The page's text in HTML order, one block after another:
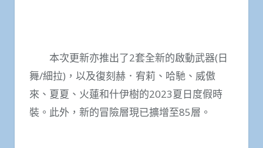
本次更新亦推出了2套全新的啟動武器(日
舞/細拉)，以及復刻赫．宥莉、哈馳、威傲
來、夏夏、火蓮和什伊樹的2023夏日度假時
裝。此外，新的冒險層現已擴增至85層。